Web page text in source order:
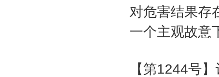
对危害结果存
一个主观故意
【第1244号】